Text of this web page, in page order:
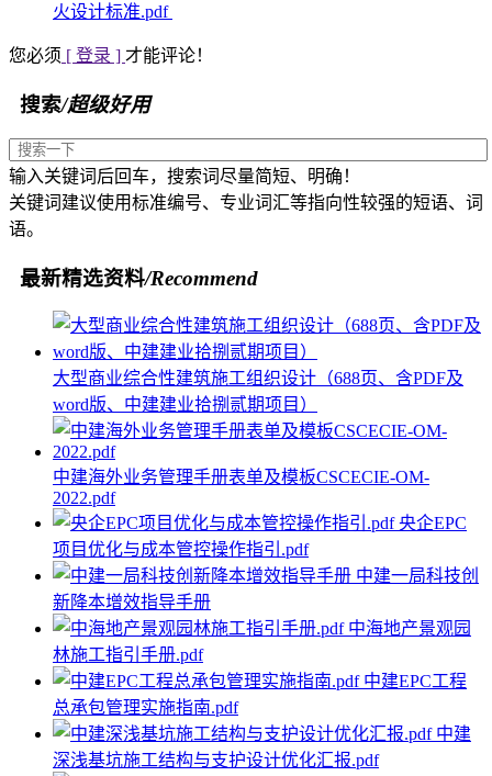
火设计标准.pdf
您必须 [ 登录 ] 才能评论！
搜索/超级好用
输入关键词后回车，搜索词尽量简短、明确！
关键词建议使用标准编号、专业词汇等指向性较强的短语、词
语。
最新精选资料/Recommend
大型商业综合性建筑施工组织设计（688页、含PDF及
word版、中建建业拾捌贰期项目）
中建海外业务管理手册表单及模板CSCECIE-OM-
2022.pdf
央企EPC
项目优化与成本管控操作指引.pdf
中建一局科技创
新降本增效指导手册
中海地产景观园
林施工指引手册.pdf
中建EPC工程
总承包管理实施指南.pdf
中建
深浅基坑施工结构与支护设计优化汇报.pdf